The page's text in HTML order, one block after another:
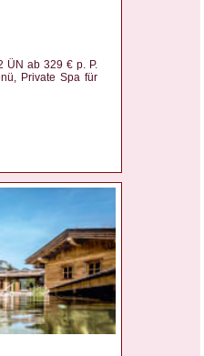
ÜN ab 329 € p. P.
Private Spa für